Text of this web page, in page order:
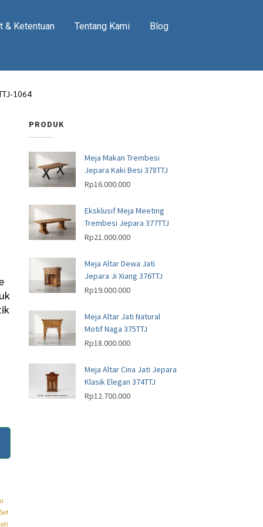
& Ketentuan Tentang Kami Blog
1064
PRODUK
Meja Makan Trembesi
Jepara Kaki Besi 378TTJ
Rp16.000.000
Eksklusif Meja Meeting
Trembesi Jepara 377TTJ
Rp21.000.000
Meja Altar Dewa Jati
Jepara Ji Xiang 376TTJ
Rp19.000.000
Meja Altar Jati Natural
Motif Naga 375TTJ
Rp18.000.000
Meja Altar Cina Jati Jepara
Klasik Elegan 374TTJ
Rp12.700.000
Set